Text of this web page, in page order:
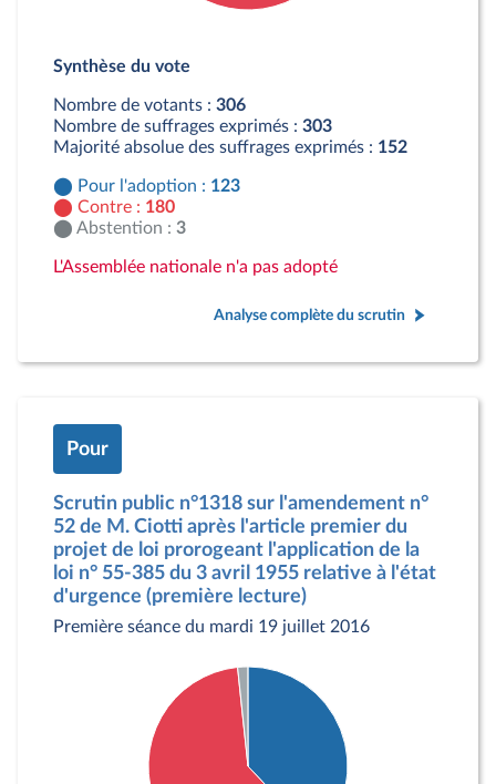
Contre : 180 députés
Synthèse du vote
Nombre de votants : 306
Nombre de suffrages exprimés : 303
Majorité absolue des suffrages exprimés : 152
Pour l'adoption : 123
Contre : 180
Abstention : 3
L'Assemblée nationale n'a pas adopté
Analyse complète du scrutin
Pour
Scrutin public n°1318 sur l'amendement n°
52 de M. Ciotti après l'article premier du
projet de loi prorogeant l'application de la
loi n° 55-385 du 3 avril 1955 relative à l'état
d'urgence (première lecture)
Première séance du mardi 19 juillet 2016